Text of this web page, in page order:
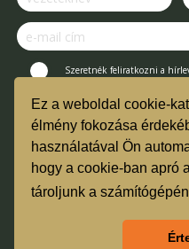
Ez a weboldal cookie-
élmény fokozása
használatával Ön
hogy a cookie-ban apró
tároljunk a
Szeretnék feliratkozni a
© Kertek Íze
Vásárlási